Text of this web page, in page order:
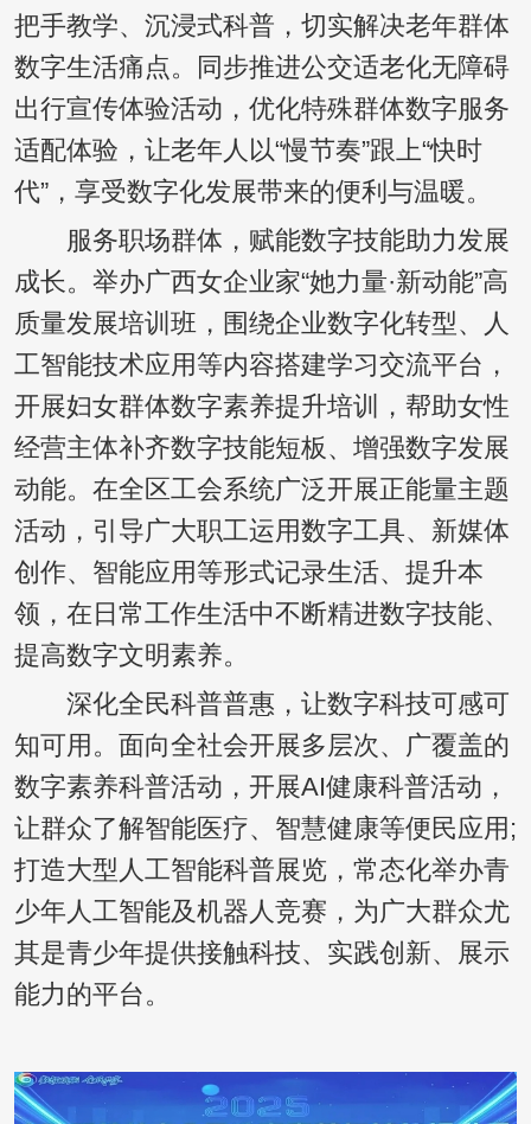
把手教学、沉浸式科普，切实解决老年群体
数字生活痛点。同步推进公交适老化无障碍
出行宣传体验活动，优化特殊群体数字服务
适配体验，让老年人以“慢节奏”跟上“快时
代”，享受数字化发展带来的便利与温暖。
服务职场群体，赋能数字技能助力发展
成长。举办广西女企业家“她力量·新动能”高
质量发展培训班，围绕企业数字化转型、人
工智能技术应用等内容搭建学习交流平台，
开展妇女群体数字素养提升培训，帮助女性
经营主体补齐数字技能短板、增强数字发展
动能。在全区工会系统广泛开展正能量主题
活动，引导广大职工运用数字工具、新媒体
创作、智能应用等形式记录生活、提升本
领，在日常工作生活中不断精进数字技能、
提高数字文明素养。
深化全民科普普惠，让数字科技可感可
知可用。面向全社会开展多层次、广覆盖的
数字素养科普活动，开展AI健康科普活动，
让群众了解智能医疗、智慧健康等便民应用;
打造大型人工智能科普展览，常态化举办青
少年人工智能及机器人竞赛，为广大群众尤
其是青少年提供接触科技、实践创新、展示
能力的平台。